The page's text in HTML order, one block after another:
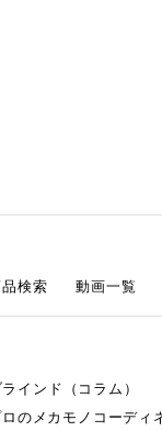
検索 動画一覧
インド（コラム）
ロのメカモノコーディ